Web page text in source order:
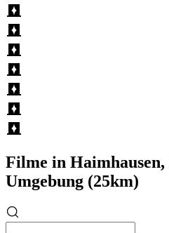
Filme in
Umgebung (25km)